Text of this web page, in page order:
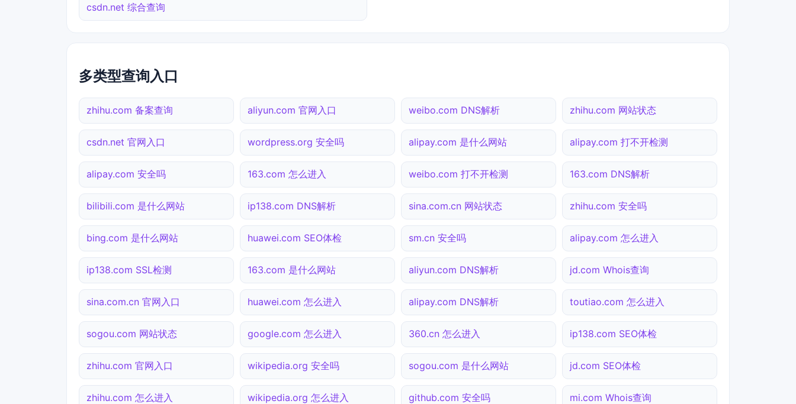
csdn.net 综合查询
多类型查询入口
zhihu.com 备案查询 aliyun.com 官网入口 weibo.com DNS解析 zhihu.com 网站状态
csdn.net 官网入口 wordpress.org 安全吗 alipay.com 是什么网站 alipay.com 打不开检测
alipay.com 安全吗 163.com 怎么进入 weibo.com 打不开检测 163.com DNS解析
bilibili.com 是什么网站 ip138.com DNS解析 sina.com.cn 网站状态 zhihu.com 安全吗
bing.com 是什么网站 huawei.com SEO体检 sm.cn 安全吗 alipay.com 怎么进入
ip138.com SSL检测 163.com 是什么网站 aliyun.com DNS解析 jd.com Whois查询
sina.com.cn 官网入口 huawei.com 怎么进入 alipay.com DNS解析 toutiao.com 怎么进入
sogou.com 网站状态 google.com 怎么进入 360.cn 怎么进入 ip138.com SEO体检
zhihu.com 官网入口 wikipedia.org 安全吗 sogou.com 是什么网站 jd.com SEO体检
zhihu.com 怎么进入 wikipedia.org 怎么进入 github.com 安全吗 mi.com Whois查询